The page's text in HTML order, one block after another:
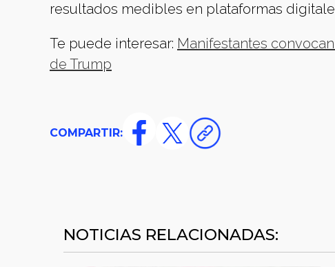
resultados medibles en plataformas
Te puede interesar: Manifestantes
de Trump
COMPARTIR:
NOTICIAS RELACIONADAS: